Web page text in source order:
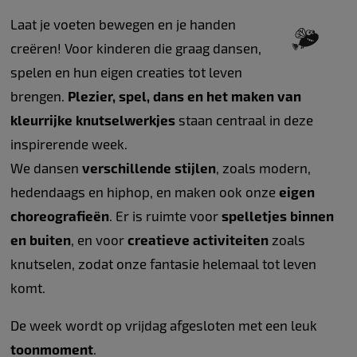
Laat je voeten bewegen en je handen
creëren! Voor kinderen die graag dansen,
spelen en hun eigen creaties tot leven
brengen. Plezier, spel, dans en het maken van
kleurrijke knutselwerkjesstaan centraal in deze
inspirerende week.
We dansen verschillende stijlen, zoals modern,
hedendaags en hiphop, en maken ook onze eigen
choreografieën. Er is ruimte voor spelletjes binnen
en buiten, en voor creatieve activiteiten zoals
knutselen, zodat onze fantasie helemaal tot leven
komt.
De week wordt op vrijdag afgesloten met een leuk
toonmoment.